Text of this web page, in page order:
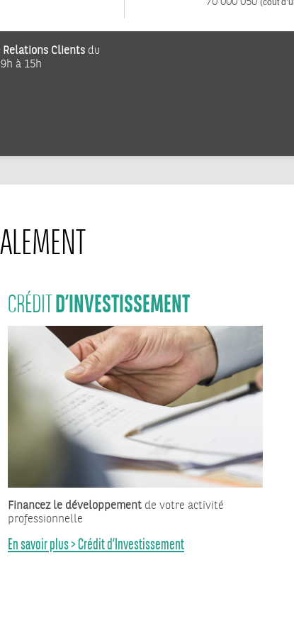
(coût
Clientsdu
à 15h
CRÉDITD’INVESTISSEMENT
Financez le développement de votre activité
professionnelle
En savoir plus > Crédit d’Investissement